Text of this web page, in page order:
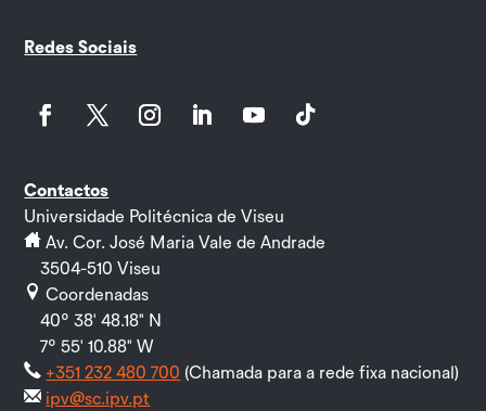
Redes Sociais
Contactos
Universidade Politécnica de Viseu
Av. Cor. José Maria Vale de Andrade
3504-510 Viseu
Coordenadas
40º 38' 48.18" N
7º 55' 10.88" W
+351 232 480 700 (Chamada para a rede fixa nacional)
ipv@sc.ipv.pt